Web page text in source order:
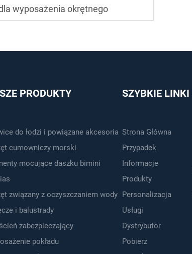
wyposażenia okrętnego
PRODUKTY
do łodzi i powiązane akcesoria
cumowniczy morski
mocujące daszku bimini
związany z oczyszczaniem wody
i balustrady
zabezpieczający
pokładu
SZYBKIE LINKI
Strona Główna
Przypadek
Informacje
Produkty
Personalizacja
Usługi
Dystrybutor
Pobierz